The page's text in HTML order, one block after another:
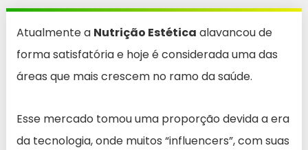
Atualmente a Nutrição Estética alavancou de
forma satisfatória e hoje é considerada uma das
áreas que mais crescem no ramo da saúde.
Esse mercado tomou uma proporção devida a era
da tecnologia, onde muitos “influencers”, com suas